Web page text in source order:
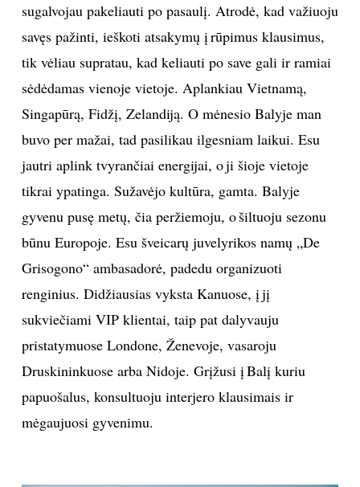
sugalvojau pakeliauti po pasaulį. Atrodė, kad važiuoju
savęs pažinti, ieškoti atsakymų į rūpimus klausimus,
tik vėliau supratau, kad keliauti po save gali ir ramiai
sėdėdamas vienoje vietoje. Aplankiau Viet­namą,
Singapūrą, Fidžį, Zelandiją. O mėnesio Balyje man
buvo per mažai, tad pasilikau ilgesniam laikui. Esu
jautri aplink tvyrančiai energijai, o ji šioje vietoje
tikrai ypatinga. Sužavėjo kultūra, gamta. Balyje
gyvenu pusę metų, čia peržiemoju, o šiltuoju sezonu
būnu Europoje. Esu šveicarų juvelyrikos namų „De
Grisogono“ ambasadorė, padedu organizuoti
renginius. Didžiausias vyksta Kanuose, į jį
sukviečiami VIP klientai, taip pat dalyvauju
pristatymuose Londone, Ženevoje, vasaroju
Druskininkuose arba Nidoje. Grįžusi į Balį kuriu
papuošalus, konsultuoju interjero klausimais ir
mėgaujuosi gyvenimu.